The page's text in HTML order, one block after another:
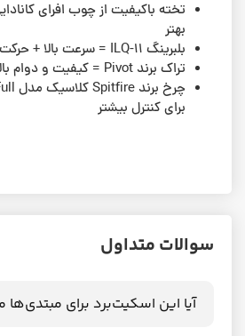
تخته با‌کیفیت از چوب افرای
بهتر
بلبرینگ ILQ-11 = سرعت بالا + حرکت نرم
تراک برند Pivot = کیفیت و دوام بالا + تعادل بهتر
برای کنترل بیشتر
سوالات متداول
آیا این اسکیت‌برد برای مبتدی‌ها